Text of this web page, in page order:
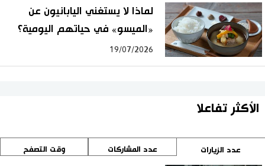
لماذا لا يستغني اليابانيون عن
«الميسو» في حياتهم اليومية؟
19/07/2026
الأكثر تفاعلا
عدد الزيارات عدد المشاركات وقت التصفح